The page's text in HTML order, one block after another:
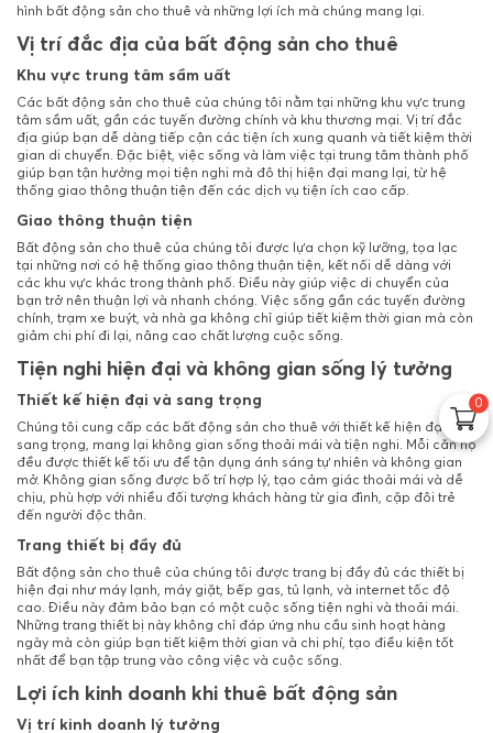
0
hình bất động sản cho thuê và những lợi ích mà chúng mang lại.
Vị trí đắc địa của bất động sản cho thuê
Khu vực trung tâm sầm uất
Các bất động sản cho thuê của chúng tôi nằm tại những khu vực trung
tâm sầm uất, gần các tuyến đường chính và khu thương mại. Vị trí đắc
địa giúp bạn dễ dàng tiếp cận các tiện ích xung quanh và tiết kiệm thời
gian di chuyển. Đặc biệt, việc sống và làm việc tại trung tâm thành phố
giúp bạn tận hưởng mọi tiện nghi mà đô thị hiện đại mang lại, từ hệ
thống giao thông thuận tiện đến các dịch vụ tiện ích cao cấp.
Giao thông thuận tiện
Bất động sản cho thuê của chúng tôi được lựa chọn kỹ lưỡng, tọa lạc
tại những nơi có hệ thống giao thông thuận tiện, kết nối dễ dàng với
các khu vực khác trong thành phố. Điều này giúp việc di chuyển của
bạn trở nên thuận lợi và nhanh chóng. Việc sống gần các tuyến đường
chính, trạm xe buýt, và nhà ga không chỉ giúp tiết kiệm thời gian mà còn
giảm chi phí đi lại, nâng cao chất lượng cuộc sống.
Tiện nghi hiện đại và không gian sống lý tưởng
Thiết kế hiện đại và sang trọng
Chúng tôi cung cấp các bất động sản cho thuê với thiết kế hiện đại và
sang trọng, mang lại không gian sống thoải mái và tiện nghi. Mỗi căn hộ
đều được thiết kế tối ưu để tận dụng ánh sáng tự nhiên và không gian
mở. Không gian sống được bố trí hợp lý, tạo cảm giác thoải mái và dễ
chịu, phù hợp với nhiều đối tượng khách hàng từ gia đình, cặp đôi trẻ
đến người độc thân.
Trang thiết bị đầy đủ
Bất động sản cho thuê của chúng tôi được trang bị đầy đủ các thiết bị
hiện đại như máy lạnh, máy giặt, bếp gas, tủ lạnh, và internet tốc độ
cao. Điều này đảm bảo bạn có một cuộc sống tiện nghi và thoải mái.
Những trang thiết bị này không chỉ đáp ứng nhu cầu sinh hoạt hàng
ngày mà còn giúp bạn tiết kiệm thời gian và chi phí, tạo điều kiện tốt
nhất để bạn tập trung vào công việc và cuộc sống.
Lợi ích kinh doanh khi thuê bất động sản
Vị trí kinh doanh lý tưởng